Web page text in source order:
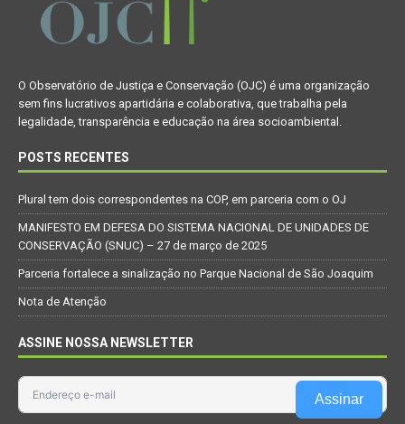
O Observatório de Justiça e Conservação (OJC) é uma organização
sem fins lucrativos apartidária e colaborativa, que trabalha pela
legalidade, transparência e educação na área socioambiental.
POSTS RECENTES
Plural tem dois correspondentes na COP, em parceria com o OJ
MANIFESTO EM DEFESA DO SISTEMA NACIONAL DE UNIDADES DE
CONSERVAÇÃO (SNUC) – 27 de março de 2025
Parceria fortalece a sinalização no Parque Nacional de São Joaquim
Nota de Atenção
ASSINE NOSSA NEWSLETTER
Assinar